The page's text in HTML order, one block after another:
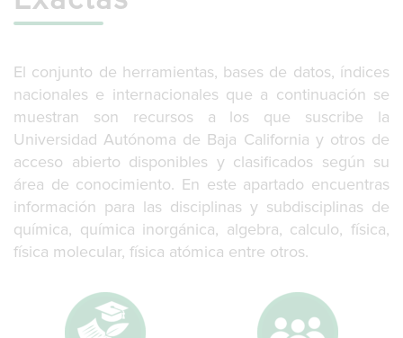
i
o
n
El conjunto de herramientas, bases de datos, índices
nacionales e internacionales que a continuación se
muestran son recursos a los que suscribe la
Universidad Autónoma de Baja California y otros de
acceso abierto disponibles y clasificados según su
área de conocimiento. En este apartado encuentras
información para las disciplinas y subdisciplinas de
química, química inorgánica, algebra, calculo, física,
física molecular, física atómica entre otros.